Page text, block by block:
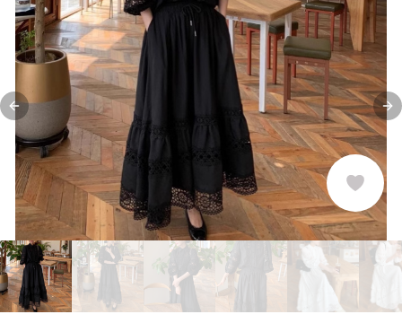
Previous slide